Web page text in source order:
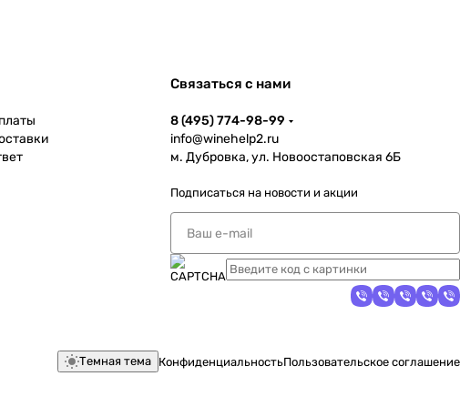
Связаться с нами
8 (495) 774-98-99
info@winehelp2.ru
м. Дубровка, ул. Новоостаповская 6Б
Подписаться на новости и акции
Темная тема КонфиденциальностьПользовательское соглашение